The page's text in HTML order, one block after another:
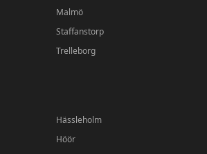
Malmö
Staffanstorp
Trelleborg
Hässleholm
Höör